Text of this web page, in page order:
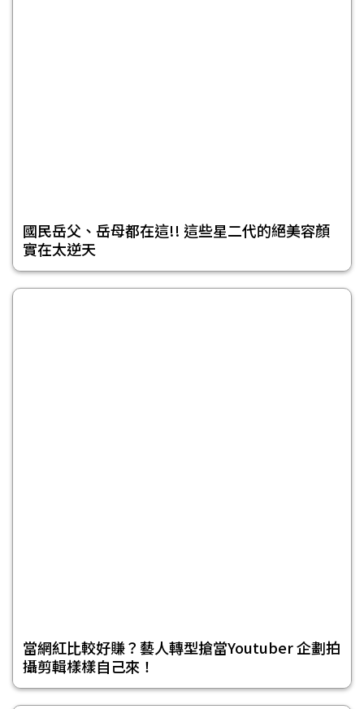
國民岳父、岳母都在這!! 這些星二代的絕美容顏
實在太逆天
當網紅比較好賺？藝人轉型搶當Youtuber 企劃拍
攝剪輯樣樣自己來！